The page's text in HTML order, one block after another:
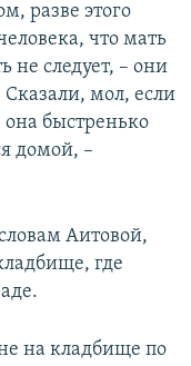
разве этого
что мать
не следует, – они
Сказали, мол, если
быстренько
домой, –
Аитовой,
где
на кладбище по